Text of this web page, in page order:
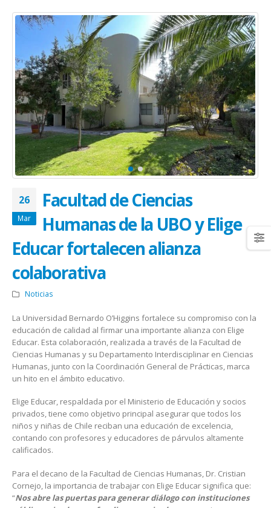
26
Mar
Facultad de Ciencias
Humanas de la UBO y Elige
Educar fortalecen alianza
colaborativa
Noticias
La Universidad Bernardo O’Higgins fortalece su compromiso con la
educación de calidad al firmar una importante alianza con Elige
Educar. Esta colaboración, realizada a través de la Facultad de
Ciencias Humanas y su Departamento Interdisciplinar en Ciencias
Humanas, junto con la Coordinación General de Prácticas, marca
un hito en el ámbito educativo.
Elige Educar, respaldada por el Ministerio de Educación y socios
privados, tiene como objetivo principal asegurar que todos los
niños y niñas de Chile reciban una educación de excelencia,
contando con profesores y educadores de párvulos altamente
calificados.
Para el decano de la Facultad de Ciencias Humanas, Dr. Cristian
Cornejo, la importancia de trabajar con Elige Educar significa que:
“Nos abre las puertas para generar diálogo con instituciones